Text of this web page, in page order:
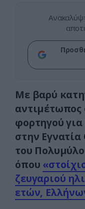
Με βαρύ
αντιμέτωπος
φορτηγού
στην
του
όπου
ζευγαριού
ετών,